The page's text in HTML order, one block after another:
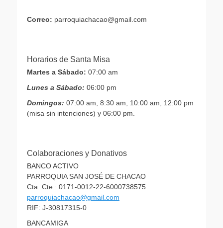
Correo: parroquiachacao@gmail.com
Horarios de Santa Misa
Martes a Sábado: 07:00 am
Lunes a Sábado: 06:00 pm
Domingos: 07:00 am, 8:30 am, 10:00 am, 12:00 pm
(misa sin intenciones) y 06:00 pm.
Colaboraciones y Donativos
BANCO ACTIVO
PARROQUIA SAN JOSÉ DE CHACAO
Cta. Cte.: 0171-0012-22-6000738575
parroquiachacao@gmail.com
RIF: J-30817315-0
BANCAMIGA